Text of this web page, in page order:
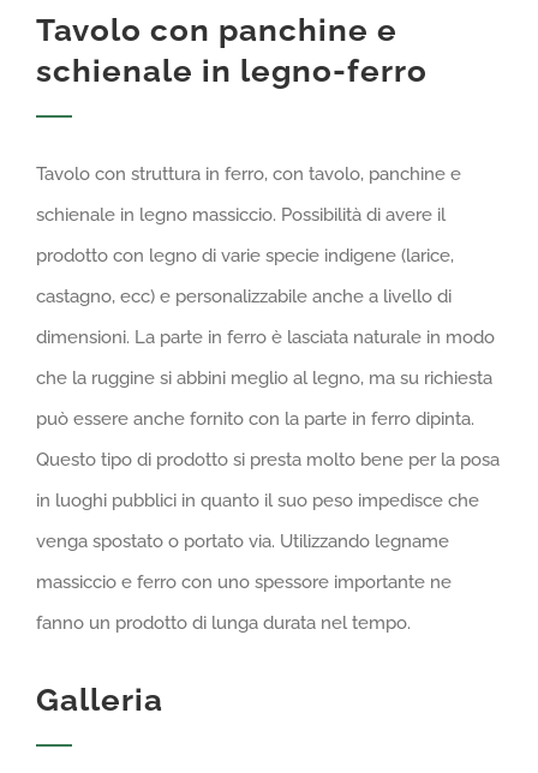
GALLERIA
CONTATTI
Tavolo con panchine e
schienale in legno-ferro
Tavolo con struttura in ferro, con tavolo, panchine e
schienale in legno massiccio. Possibilità di avere il
prodotto con legno di varie specie indigene (larice,
castagno, ecc) e personalizzabile anche a livello di
dimensioni. La parte in ferro è lasciata naturale in modo
che la ruggine si abbini meglio al legno, ma su richiesta
può essere anche fornito con la parte in ferro dipinta.
Questo tipo di prodotto si presta molto bene per la posa
in luoghi pubblici in quanto il suo peso impedisce che
venga spostato o portato via. Utilizzando legname
massiccio e ferro con uno spessore importante ne
fanno un prodotto di lunga durata nel tempo.
Galleria